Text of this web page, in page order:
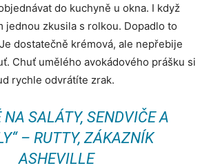
do kuchyně u okna. I když
jednou zkusila s rolkou. Dopadlo to
dostatečně krémová, ale nepřebije
Chuť umělého avokádového prášku si
rychle odvrátíte zrak.
NA SALÁTY, SENDVIČE A
– RUTTY, ZÁKAZNÍK
ASHEVILLE